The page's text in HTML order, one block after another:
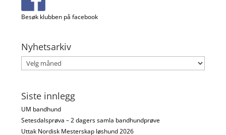
Besøk klubben på facebook
Nyhetsarkiv
Nyhetsarkiv
Siste innlegg
UM bandhund
Setesdalsprøva – 2 dagers samla bandhundprøve
Uttak Nordisk Mesterskap løshund 2026